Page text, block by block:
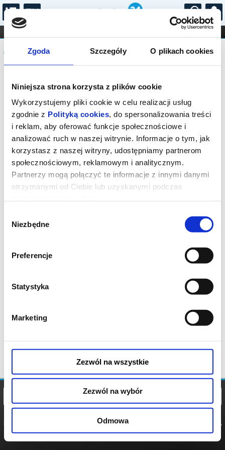
Zgoda Szczegóły O plikach cookies
Niniejsza strona korzysta z plików cookie
Wykorzystujemy pliki cookie w celu realizacji usług
zgodnie z Polityką cookies, do spersonalizowania treści
i reklam, aby oferować funkcje społecznościowe i
analizować ruch w naszej witrynie. Informacje o tym, jak
korzystasz z naszej witryny, udostępniamy partnerom
społecznościowym, reklamowym i analitycznym.
Partnerzy mogą połączyć te informacje z innymi danymi
otrzymanymi od Ciebie lub uzyskanymi podczas
zgody
Niezbędne
Preferencje
Statystyka
Marketing
Zezwól na wszystkie
Zezwól na wybór
Odmowa
...
FILHARMONIA OPERA I BALET
STAND-UP
DLA DZIECI
Komunikat
Sprzedaż biletów on-line na wydarzenie
została zakończona.
POLITYKA
POLITYKA